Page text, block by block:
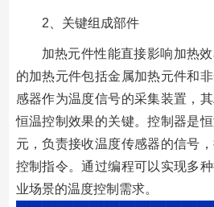
2、关键组成部件
加热元件性能直接影响加热
的加热元件包括金属加热元件和
感器作为温度信号的采集装置，
恒温控制效果的关键。控制器是
元，负责接收温度传感器的信号
控制指令。通过编程可以实现多
业场景的温度控制需求。